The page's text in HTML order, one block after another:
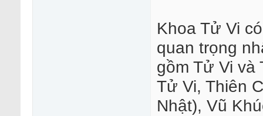
Khoa Tử Vi
quan trọng
gồm Tử Vi và
Tử Vi, Thiên
Nhật), Vũ